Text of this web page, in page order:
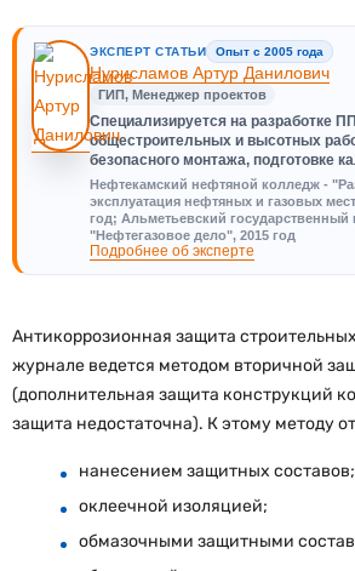
ЭКСПЕРТ СТАТЬИ Опыт с 2005 года
Нурисламов Артур Данилович
ГИП, Менеджер проектов
Специализируется на разработке
общестроительных и высотных
безопасного монтажа, подготовке
Нефтекамский нефтяной колледж -
эксплуатация нефтяных и газовых
год; Альметьевский государственный
"Нефтегазовое дело", 2015 год
Подробнее об эксперте
Антикоррозионная защита
журнале ведется методом вторичной
(дополнительная защита конструкций
защита недостаточна). К этому методу
нанесением защитных составов;
оклеечной изоляцией;
обмазочными защитными